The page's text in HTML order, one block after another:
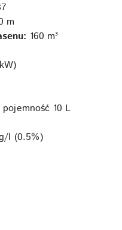
m
160 m³
10 L
l (0.5%)